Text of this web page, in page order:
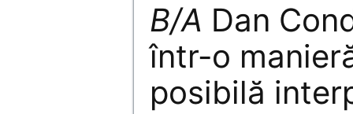
B/A Dan
într-o
posibilă